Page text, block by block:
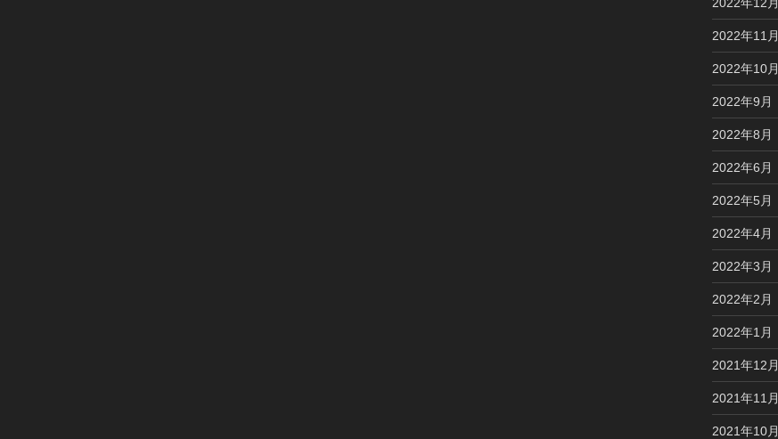
2022年11月
2022年10月
2022年9月
2022年8月
2022年6月
2022年5月
2022年4月
2022年3月
2022年2月
2022年1月
2021年12月
2021年11月
2021年10月